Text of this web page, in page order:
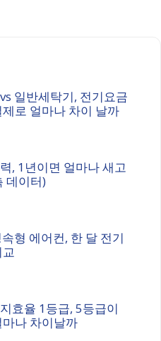
일반세탁기, 전기요금
제로 얼마나 차이 날까
, 1년이면 얼마나 새고
데이터)
형 에어컨, 한 달 전기
효율 1등급, 5등급이
나 차이날까